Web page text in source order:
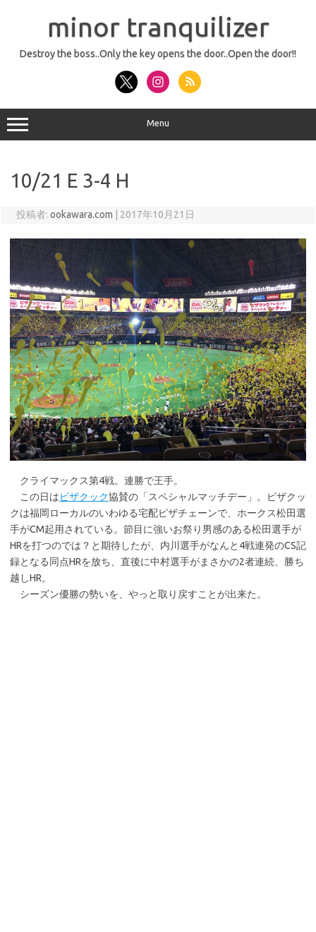
minor tranquilizer
Destroy the boss..Only the key opens the door..Open the door!!
Menu
10/21 E 3-4 H
投稿者: ookawara.com 2017年10月21日
クライマックス第4戦。連勝で王手。
この日はピザクック協賛の「スペシャルマッチデー」。ピザクッ
クは福岡ローカルのいわゆる宅配ピザチェーンで、ホークス松田選
手がCM起用されている。節目に強いお祭り男感のある松田選手が
HRを打つのでは？と期待したが、内川選手がなんと4戦連発のCS記
録となる同点HRを放ち、直後に中村選手がまさかの2者連続、勝ち
越しHR。
シーズン優勝の勢いを、やっと取り戻すことが出来た。